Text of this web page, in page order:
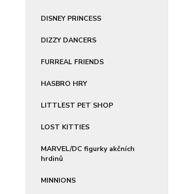
DISNEY PRINCESS
DIZZY DANCERS
FURREAL FRIENDS
HASBRO HRY
LITTLEST PET SHOP
LOST KITTIES
MARVEL/DC figurky akčních
hrdinů
MINNIONS